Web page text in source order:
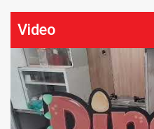
Video